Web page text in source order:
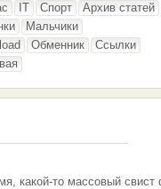
IT Спорт
Архив статей
Мальчики
Обменник
Ссылки
какой-то массовый свист